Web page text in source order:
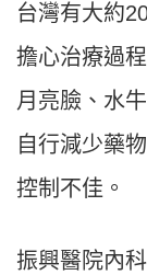
台灣有大約
擔心治療過
月亮臉、水
自行減少藥
控制不佳。
振興醫院內